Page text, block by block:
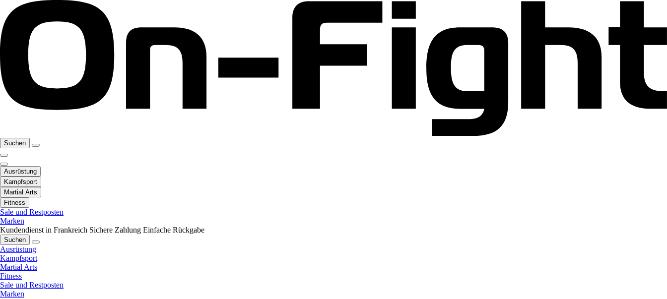
Suchen
Ausrüstung
Kampfsport
Martial Arts
Fitness
Sale und Restposten
Marken
Kundendienst in Frankreich Sichere Zahlung Einfache Rückgabe
Suchen
Ausrüstung
Kampfsport
Martial Arts
Fitness
Sale und Restposten
Marken